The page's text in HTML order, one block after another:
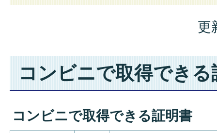
更
コンビニで取得できる
コンビニで取得できる証明書